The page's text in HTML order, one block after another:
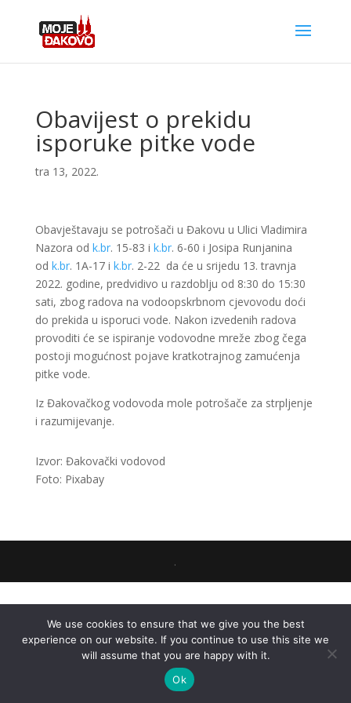
Obavijest o prekidu
isporuke pitke vode
tra 13, 2022.
Obavještavaju se potrošači u Đakovu u Ulici Vladimira
Nazora od k.br. 15-83 i k.br. 6-60 i Josipa Runjanina
od k.br. 1A-17 i k.br. 2-22 da će u srijedu 13. travnja
2022. godine, predvidivo u razdoblju od 8:30 do 15:30
sati, zbog radova na vodoopskrbnom cjevovodu doći
do prekida u isporuci vode. Nakon izvedenih radova
provoditi će se ispiranje vodovodne mreže zbog čega
postoji mogućnost pojave kratkotrajnog zamućenja
pitke vode.
Iz Đakovačkog vodovoda mole potrošače za strpljenje
i razumijevanje.
Izvor: Đakovački vodovod
Foto: Pixabay
.
We use cookies to ensure that we give you the best
experience on our website. If you continue to use this site we
will assume that you are happy with it.
Ok